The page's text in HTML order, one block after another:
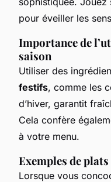
pour éveiller les
Importance de
saison
Utiliser des
festifs, comme les
d’hiver, garantit
Cela confère
à votre menu.
Exemples de
Lorsque vous